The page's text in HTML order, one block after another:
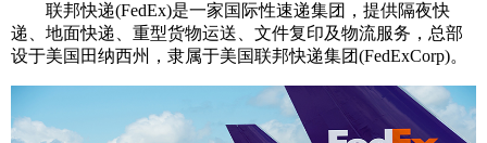
联邦快递(FedEx)是一家国际性速递集团，提供隔夜快
递、地面快递、重型货物运送、文件复印及物流服务，总部
设于美国田纳西州，隶属于美国联邦快递集团(FedExCorp)。